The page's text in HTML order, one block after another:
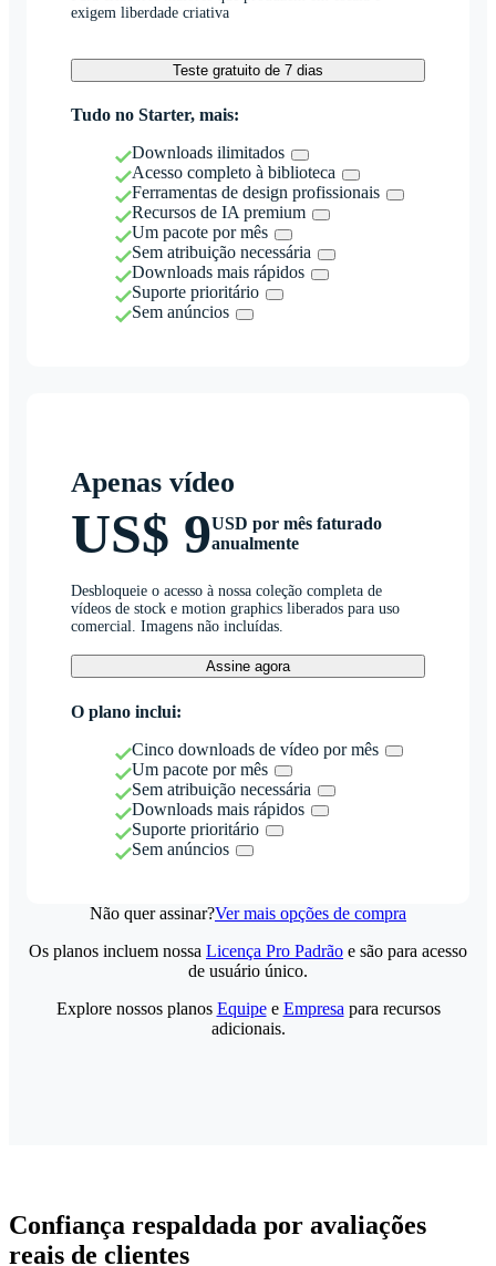
exigem liberdade criativa
Teste gratuito de 7 dias
Tudo no Starter, mais:
Downloads ilimitados
Acesso completo à biblioteca
Ferramentas de design profissionais
Recursos de IA premium
Um pacote por mês
Sem atribuição necessária
Downloads mais rápidos
Suporte prioritário
Sem anúncios
Apenas vídeo
US$ 9USD por mês faturado
anualmente
Desbloqueie o acesso à nossa coleção completa de
vídeos de stock e motion graphics liberados para uso
comercial. Imagens não incluídas.
Assine agora
O plano inclui:
Cinco downloads de vídeo por mês
Um pacote por mês
Sem atribuição necessária
Downloads mais rápidos
Suporte prioritário
Sem anúncios
Não quer assinar?Ver mais opções de compra
Os planos incluem nossa Licença Pro Padrão e são para acesso
de usuário único.
Explore nossos planos Equipee Empresa para recursos
adicionais.
Confiança respaldada por avaliações
reais de clientes